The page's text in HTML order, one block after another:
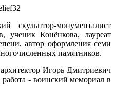
скульптор-монументалист
ученик Конёнкова, лауреат
автор оформления семи
памятников.
Игорь Дмитриевич
- воинский мемориал в